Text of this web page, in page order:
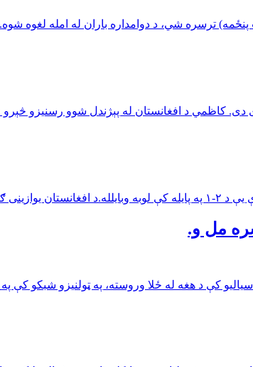
ترسره شي، د دوامداره باران له امله لغوه
دی. کاظمي د افغانستان له پېژندل شوو رسنیزو
رضا…
مل و.
کې د هغه له ځلا وروسته، په ټولنیزو شبکو کې